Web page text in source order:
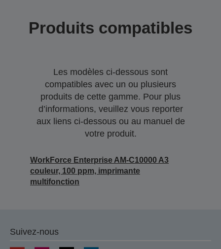
Produits compatibles
Les modèles ci-dessous sont
compatibles avec un ou plusieurs
produits de cette gamme. Pour plus
d’informations, veuillez vous reporter
aux liens ci-dessous ou au manuel de
votre produit.
WorkForce Enterprise AM-C10000 A3
couleur, 100 ppm, imprimante
multifonction
Suivez-nous